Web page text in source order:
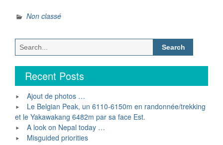
Non classé
Search
for:
Recent Posts
Ajout de photos …
Le Belgian Peak, un 6110-6150m en randonnée/trekking
et le Yakawakang 6482m par sa face Est.
A look on Nepal today …
Misguided priorities